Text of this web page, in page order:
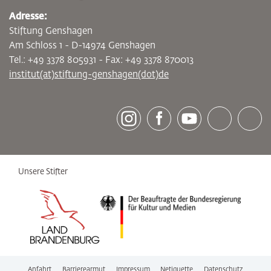
[socialLinksTitle]
Adresse:
Stiftung Genshagen
Am Schloss 1 - D-14974 Genshagen
Tel.: +49 3378 805931 - Fax: +49 3378 870013
institut(at)stiftung-genshagen(dot)de
Unsere Stifter
Anfahrt Barrierearmut Impressum Netiquette Datenschutz